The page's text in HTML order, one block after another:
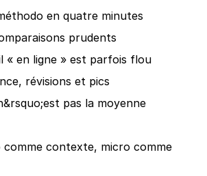
en quatre minutes
prudents
« en ligne » est parfois flou
révisions et pics
pas la moyenne
comme contexte, micro comme